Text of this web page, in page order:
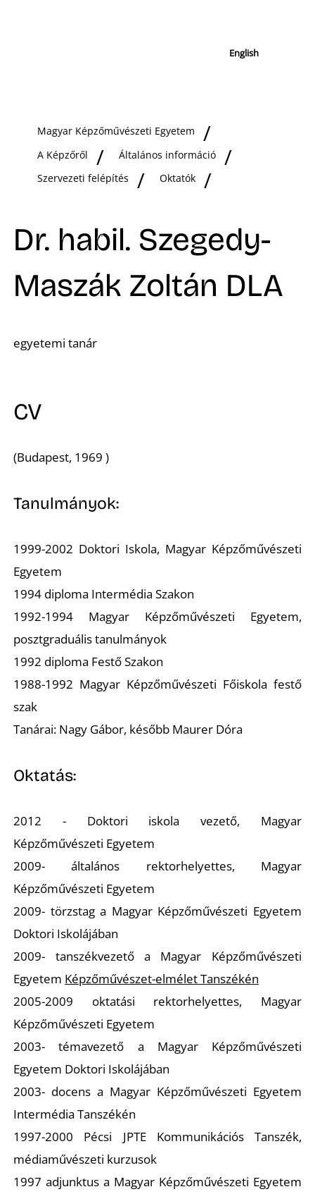
English
Magyar Képzőművészeti Egyetem
A Képzőről
Általános információ
Szervezeti felépítés
Oktatók
Dr. habil. Szegedy-
Maszák Zoltán DLA
egyetemi tanár
CV
(Budapest, 1969 )
Tanulmányok:
1999-2002 Doktori Iskola, Magyar Képzőművészeti
Egyetem
1994 diploma Intermédia Szakon
1992-1994 Magyar Képzőművészeti Egyetem,
posztgraduális tanulmányok
1992 diploma Festő Szakon
1988-1992 Magyar Képzőművészeti Főiskola festő
szak
Tanárai: Nagy Gábor, később Maurer Dóra
Oktatás:
2012 - Doktori iskola vezető, Magyar
Képzőművészeti Egyetem
2009- általános rektorhelyettes, Magyar
Képzőművészeti Egyetem
2009- törzstag a Magyar Képzőművészeti Egyetem
Doktori Iskolájában
2009- tanszékvezető a Magyar Képzőművészeti
Egyetem Képzőművészet-elmélet Tanszékén
2005-2009 oktatási rektorhelyettes, Magyar
Képzőművészeti Egyetem
2003- témavezető a Magyar Képzőművészeti
Egyetem Doktori Iskolájában
2003- docens a Magyar Képzőművészeti Egyetem
Intermédia Tanszékén
1997-2000 Pécsi JPTE Kommunikációs Tanszék,
médiaművészeti kurzusok
1997 adjunktus a Magyar Képzőművészeti Egyetem